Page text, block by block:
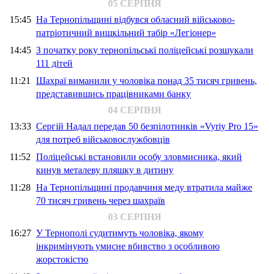
05 СЕРПНЯ
15:45 На Тернопільщині відбувся обласний військово-
патріотичний вишкільний табір «Легіонер»
14:45 З початку року тернопільські поліцейські розшукали
111 дітей
11:21 Шахраї виманили у чоловіка понад 35 тисяч гривень,
представившись працівниками банку
04 СЕРПНЯ
13:33 Сергій Надал передав 50 безпілотників «Vyriy Pro 15»
для потреб військовослужбовців
11:52 Поліцейські встановили особу зловмисника, який
кинув металеву пляшку в дитину
11:28 На Тернопільщині продавчиня меду втратила майже
70 тисяч гривень через шахраїв
03 СЕРПНЯ
16:27 У Тернополі судитимуть чоловіка, якому
інкримінують умисне вбивство з особливою
жорстокістю